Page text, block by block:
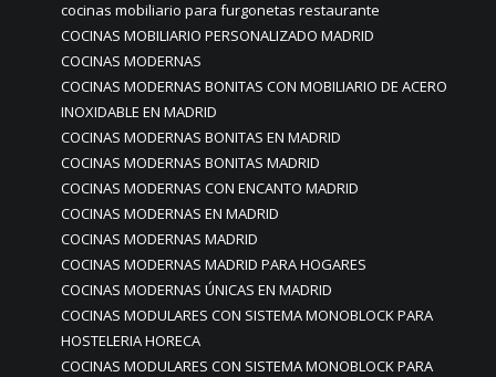
cocinas mobiliario para furgonetas restaurante
COCINAS MOBILIARIO PERSONALIZADO MADRID
COCINAS MODERNAS
COCINAS MODERNAS BONITAS CON MOBILIARIO DE ACERO
INOXIDABLE EN MADRID
COCINAS MODERNAS BONITAS EN MADRID
COCINAS MODERNAS BONITAS MADRID
COCINAS MODERNAS CON ENCANTO MADRID
COCINAS MODERNAS EN MADRID
COCINAS MODERNAS MADRID
COCINAS MODERNAS MADRID PARA HOGARES
COCINAS MODERNAS ÚNICAS EN MADRID
COCINAS MODULARES CON SISTEMA MONOBLOCK PARA
HOSTELERIA HORECA
COCINAS MODULARES CON SISTEMA MONOBLOCK PARA